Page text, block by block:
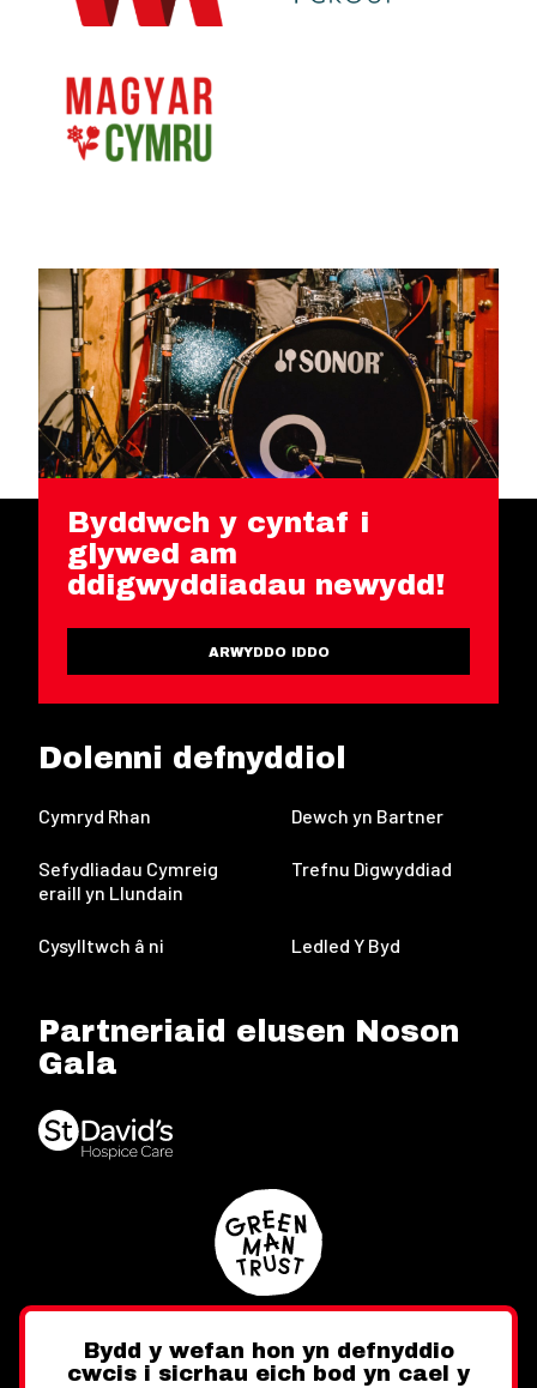
Byddwch y cyntaf i
glywed am
ddigwyddiadau newydd!
ARWYDDO IDDO
Dolenni defnyddiol
Cymryd Rhan Dewch yn Bartner
Sefydliadau Cymreig
eraill yn Llundain
Trefnu Digwyddiad
Cysylltwch â ni Ledled Y Byd
Partneriaid elusen Noson
Gala
Twitter FacebookInstagram
Bydd y wefan hon yn defnyddio
cwcis i sicrhau eich bod yn cael y